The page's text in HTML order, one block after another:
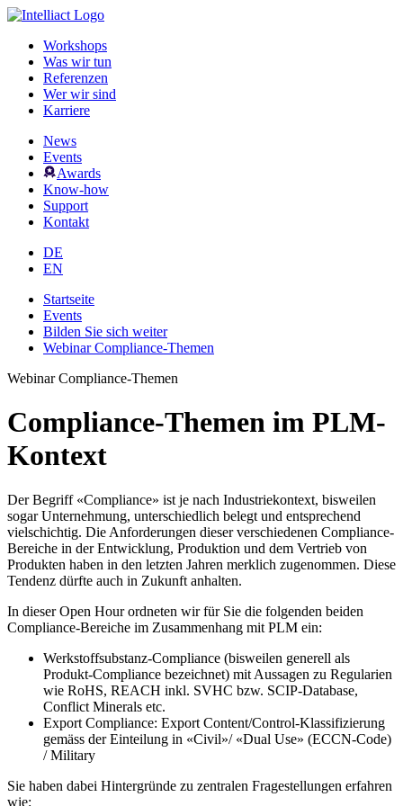
Workshops
Was wir tun
Referenzen
Wer wir sind
Karriere
News
Events
Awards
Know-how
Support
Kontakt
DE
EN
Startseite
Events
Bilden Sie sich weiter
Webinar Compliance-Themen
Webinar Compliance-Themen
Compliance-Themen im PLM-
Kontext
Der Begriff «Compliance» ist je nach Industriekontext, bisweilen
sogar Unternehmung, unterschiedlich belegt und entsprechend
vielschichtig. Die Anforderungen dieser verschiedenen Compliance-
Bereiche in der Entwicklung, Produktion und dem Vertrieb von
Produkten haben in den letzten Jahren merklich zugenommen. Diese
Tendenz dürfte auch in Zukunft anhalten.
In dieser Open Hour ordneten wir für Sie die folgenden beiden
Compliance-Bereiche im Zusammenhang mit PLM ein:
Werkstoffsubstanz-Compliance (bisweilen generell als
Produkt-Compliance bezeichnet) mit Aussagen zu Regularien
wie RoHS, REACH inkl. SVHC bzw. SCIP-Database,
Conflict Minerals etc.
Export Compliance: Export Content/Control-Klassifizierung
gemäss der Einteilung in «Civil»/ «Dual Use» (ECCN-Code)
/ Military
Sie haben dabei Hintergründe zu zentralen Fragestellungen erfahren
wie: